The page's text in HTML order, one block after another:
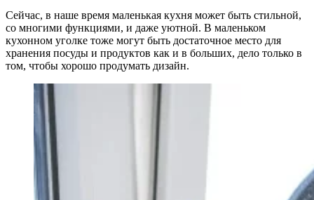
Сейчас, в наше время маленькая кухня может быть стильной,
со многими функциями, и даже уютной. В маленьком
кухонном уголке тоже могут быть достаточное место для
хранения посуды и продуктов как и в больших, дело только в
том, чтобы хорошо продумать дизайн.